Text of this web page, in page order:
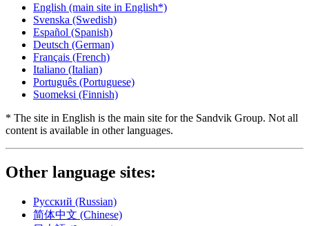
English (main site in English*)
Svenska (Swedish)
Español (Spanish)
Deutsch (German)
Français (French)
Italiano (Italian)
Português (Portuguese)
Suomeksi (Finnish)
* The site in English is the main site for the Sandvik Group. Not all
content is available in other languages.
Other language sites:
Русский (Russian)
简体中文 (Chinese)